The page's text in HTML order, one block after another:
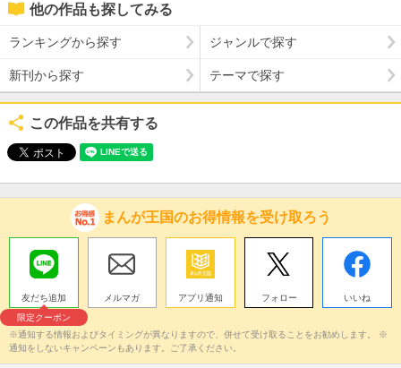
他の作品も探してみる
ランキングから探す ジャンルで探す
新刊から探す テーマで探す
この作品を共有する
まんが王国のお得情報を受け取ろう
友だち追加
限定クーポン
メルマガ アプリ通知 フォロー いいね
※通知する情報およびタイミングが異なりますので、併せて受け取ることをお勧めします。 ※
通知をしないキャンペーンもあります。ご了承ください。